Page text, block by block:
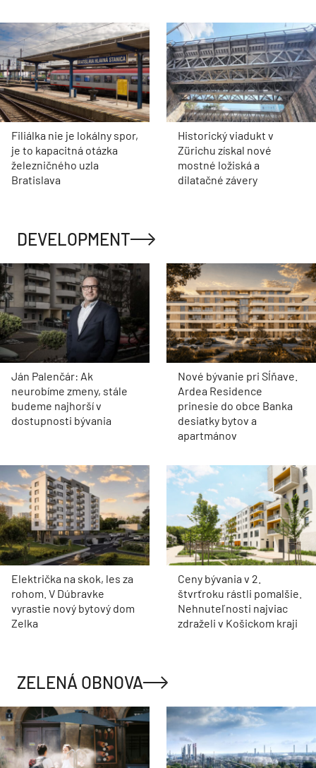
Filiálka nie je lokálny spor,
je to kapacitná otázka
železničného uzla
Bratislava
Historický viadukt v
Zürichu získal nové
mostné ložiská a
dilatačné závery
DEVELOPMENT
Ján Palenčár: Ak
neurobíme zmeny, stále
budeme najhorší v
dostupnosti bývania
Nové bývanie pri Sĺňave.
Ardea Residence
prinesie do obce Banka
desiatky bytov a
apartmánov
Električka na skok, les za
rohom. V Dúbravke
vyrastie nový bytový dom
Zelka
Ceny bývania v 2.
štvrťroku rástli pomalšie.
Nehnuteľnosti najviac
zdraželi v Košickom kraji
ZELENÁ OBNOVA